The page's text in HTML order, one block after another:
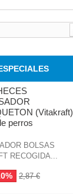
(Vitakraft)
perros
BOLSAS
RECOGIDA...
2,87 €